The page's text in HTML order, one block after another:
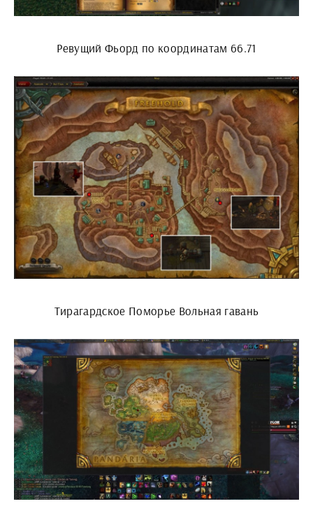
Ревущий Фьорд по координатам 66.71
Тирагардское Поморье Вольная гавань